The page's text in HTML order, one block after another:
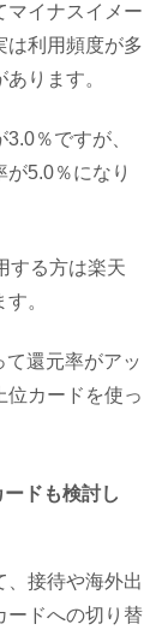
マイナスイメー
は利用頻度が多
ります。
％ですが、
5.0％になり
する方は楽天
。
還元率がアッ
位カードを使っ
ドも検討し
、接待や海外出
ードへの切り替